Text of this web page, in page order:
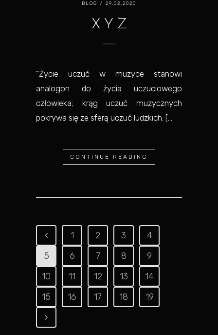
BLOG / 29.02.2020
X Y Z
"Życie uczuć w muzyce stanowi
analogon do życia uczuciowego
człowieka; krąg uczuć muzycznych
pokrywa się ze sferą uczuć ludzkich. [...
CONTINUE READING
1 2 3
4
5
6 7 8
9
10
11 12 13
14
15
16 17 18 19